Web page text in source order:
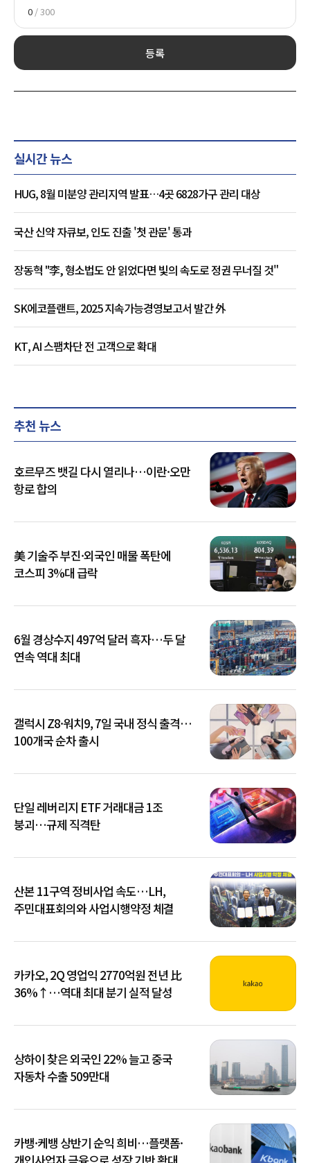
0 / 300
등록
실시간 뉴스
HUG, 8월 미분양 관리지역 발표…4곳 6828가구 관리 대상
국산 신약 자큐보, 인도 진출 '첫 관문' 통과
장동혁 "李, 형소법도 안 읽었다면 빛의 속도로 정권 무너질 것"
SK에코플랜트, 2025 지속가능경영보고서 발간 外
KT, AI 스팸차단 전 고객으로 확대
추천 뉴스
호르무즈 뱃길 다시 열리나…이란·오만
항로 합의
美 기술주 부진·외국인 매물 폭탄에
코스피 3%대 급락
6월 경상수지 497억 달러 흑자…두 달
연속 역대 최대
갤럭시 Z8·워치9, 7일 국내 정식 출격…
100개국 순차 출시
단일 레버리지 ETF 거래대금 1조
붕괴…규제 직격탄
산본 11구역 정비사업 속도…LH,
주민대표회의와 사업시행약정 체결
카카오, 2Q 영업익 2770억원 전년 比
36%↑…역대 최대 분기 실적 달성
상하이 찾은 외국인 22% 늘고 중국
자동차 수출 509만대
카뱅·케뱅 상반기 순익 희비…플랫폼·